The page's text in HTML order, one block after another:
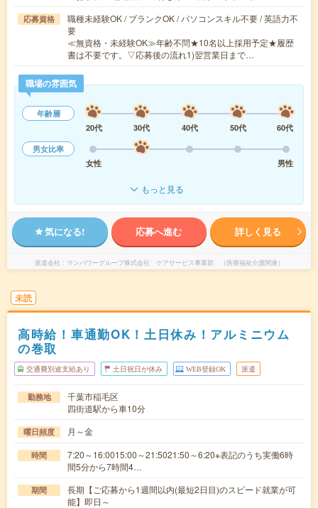
応募資格
職種未経験OK / ブランクOK / パソコンスキル不要 / 英語力不
要
≪無資格・未経験OK≫年齢不問★10名以上採用予定★履歴
書は不要です。▽応募後の流れ1)翌営業日まで…
職場の雰囲気
年齢層
20代
30代 40代 50代
60代
男女比率
女性
男性
もっと見る
気になる! 応募へ進む 詳しく見る
派遣会社 マンパワーグループ株式会社 ケアサービス事業部 （医療福祉介護関連）
未読
高時給！車通勤OK！土日休み！アルミニウム
の巻取
交通費別途支給あり 土日祝日が休み WEB登録OK 派遣
勤務地
千葉市稲毛区
四街道駅から車10分
曜日頻度 月～金
時間
7:20～16:0015:00～21:5021:50～6:20※表記のうち実働6時
間5分から7時間4…
期間
長期【ご応募から1週間以内(最短2日目)のスピード就業が可
能】即日～